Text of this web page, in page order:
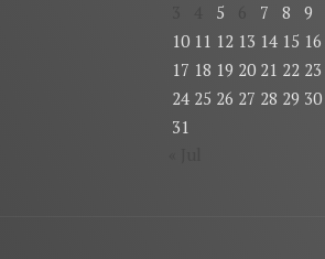
5 7 8
9
10 11 12 13 14 15 16
17 18 19 20 21 22 23
24 25 26 27 28 29 30
31